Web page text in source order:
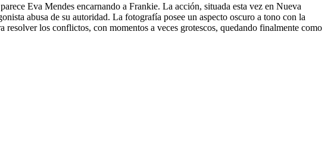
Eva Mendes encarnando a Frankie. La acción, situada esta vez en Nueva
abusa de su autoridad. La fotografía posee un aspecto oscuro a tono con la
los conflictos, con momentos a veces grotescos, quedando finalmente como